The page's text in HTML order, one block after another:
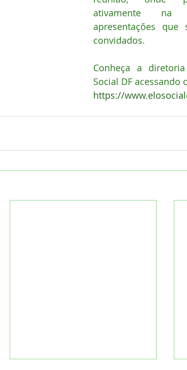
ativamente na
apresentações
convidados.
Conheça a
Social DF acessando
https://